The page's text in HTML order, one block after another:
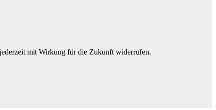
mit Wirkung für die Zukunft widerrufen.